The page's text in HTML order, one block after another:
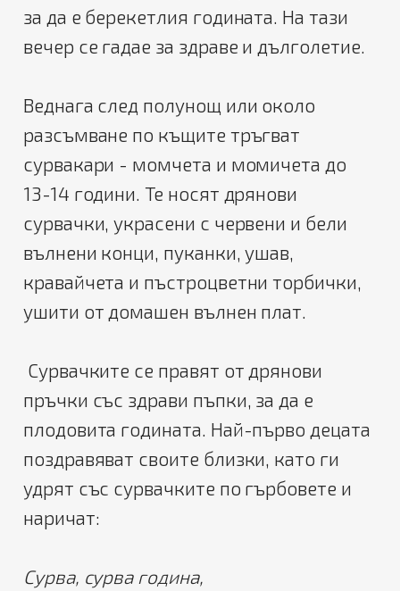
за да е берекетлия годината. На тази
вечер се гадае за здраве и дълголетие.
Веднага след полунощ или около
разсъмване по къщите тръгват
сурвакари - момчета и момичета до
13-14 години. Те носят дрянови
сурвачки, украсени с червени и бели
вълнени конци, пуканки, ушав,
кравайчета и пъстроцветни торбички,
ушити от домашен вълнен плат.
Сурвачките се правят от дрянови
пръчки със здрави пъпки, за да е
плодовита годината. Най-първо децата
поздравяват своите близки, като ги
удрят със сурвачките по гърбовете и
наричат:
Сурва, сурва година,